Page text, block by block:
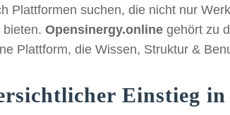
Plattformen suchen, die nicht nur
bieten. Opensinergy.online gehört zu
Plattform, die Wissen, Struktur &
Einstieg